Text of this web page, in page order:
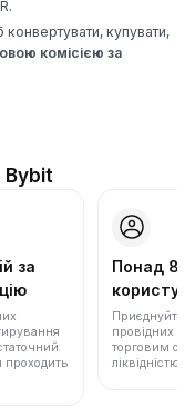
конвертувати, купувати,
комісією за
Bybit
за
проходить
Понад 86
Приєднуйтеся
провідних
торговим
ліквідністю.